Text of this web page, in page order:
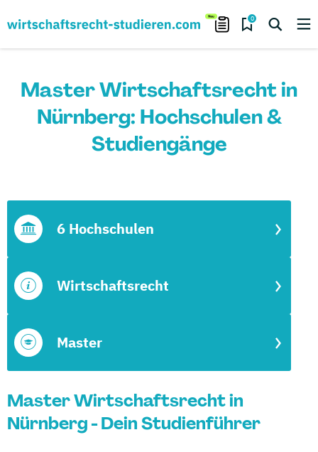
0
Master Wirtschaftsrecht in
Nürnberg: Hochschulen &
Studiengänge
Master
Wirtschaftsrecht
6 Hochschulen
Master Wirtschaftsrecht in
Nürnberg - Dein Studienführer